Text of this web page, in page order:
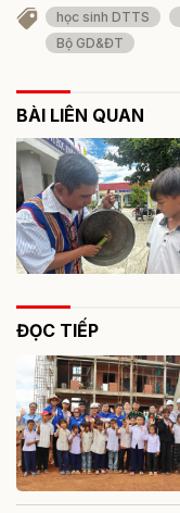
học sinh DTTS
Bộ GD&ĐT
BÀI LIÊN QUAN
ĐỌC TIẾP